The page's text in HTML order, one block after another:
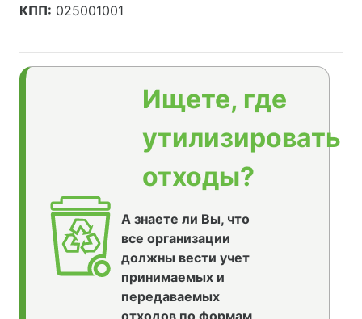
КПП: 025001001
Ищете, где
утилизировать
отходы?
А знаете ли Вы, что
все организации
должны вести учет
принимаемых и
передаваемых
отходов по формам